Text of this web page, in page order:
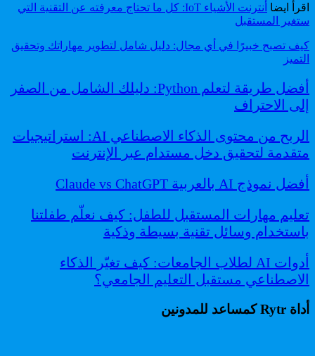
اقرأ ايضا
أنترنت الأشياء IoT: كل ما تحتاج معرفته عن التقنية التي
ستغير المستقبل
كيف تصبح خبيرًا في أي مجال: دليل شامل لتطوير مهاراتك وتحقيق
التميز
أفضل طريقة لتعلم Python: دليلك الشامل من الصفر
إلى الاحتراف
الربح من محتوى الذكاء الاصطناعي AI: استراتيجيات
متقدمة لتحقيق دخل مستدام عبر الإنترنت
أفضل نموذج AI بالعربية Claude vs ChatGPT
تعليم مهارات المستقبل للطفل: كيف نعلّم طفلتنا
باستخدام وسائل تقنية بسيطة وذكية
أدوات AI لطلاب الجامعات: كيف تغيّر الذكاء
الاصطناعي مستقبل التعليم الجامعي؟
أداة Rytr كمساعد للمدونين